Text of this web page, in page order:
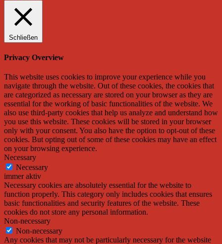
Schließen
Privacy Overview
This website uses cookies to improve your experience while you
navigate through the website. Out of these cookies, the cookies that
are categorized as necessary are stored on your browser as they are
essential for the working of basic functionalities of the website. We
also use third-party cookies that help us analyze and understand how
you use this website. These cookies will be stored in your browser
only with your consent. You also have the option to opt-out of these
cookies. But opting out of some of these cookies may have an effect
on your browsing experience.
Necessary
Necessary
immer aktiv
Necessary cookies are absolutely essential for the website to
function properly. This category only includes cookies that ensures
basic functionalities and security features of the website. These
cookies do not store any personal information.
Non-necessary
Non-necessary
Any cookies that may not be particularly necessary for the website